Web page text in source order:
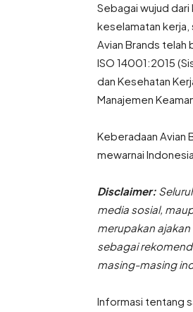
Sebagai wujud
keselamatan
Avian Brands telah
ISO 14001:2015
dan Kesehatan
Manajemen
Keberadaan Avian
mewarnai Indonesia.
Disclaimer:
media sosial,
merupakan
sebagai
masing-masing
Informasi tentang